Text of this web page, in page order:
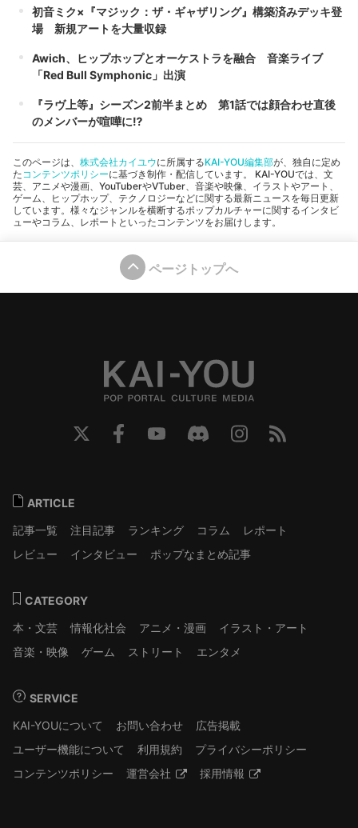
初音ミク×『マジック：ザ・ギャザリング』構築済みデッキ登
場 新規アートを大量収録
Awich、ヒップホップとオーケストラを融合 音楽ライブ
「Red Bull Symphonic」出演
『ラヴ上等』シーズン2前半まとめ 第1話では顔合わせ直後
のメンバーが喧嘩に⁉︎
このページは、 株式会社カイユウに所属するKAI-YOU編集部が、独自に定め
た コンテンツポリシーに基づき制作・配信しています。 KAI-YOUでは、文
芸、アニメや漫画、YouTuberやVTuber、音楽や映像、イラストやアート、
ゲーム、ヒップホップ、テクノロジーなどに関する最新ニュースを毎日更新
しています。様々なジャンルを横断するポップカルチャーに関するインタビ
ューやコラム、レポートといったコンテンツをお届けします。
ページトップへ
ARTICLE
記事一覧
注目記事 ランキング コラム
レポート
レビュー
インタビュー ポップなまとめ記事
CATEGORY
本・文芸
情報化社会 アニメ・漫画
イラスト・アート
音楽・映像
ゲーム ストリート エンタメ
SERVICE
KAI-YOUについて
お問い合わせ
広告掲載
ユーザー機能について
利用規約
プライバシーポリシー
コンテンツポリシー
運営会社 採用情報